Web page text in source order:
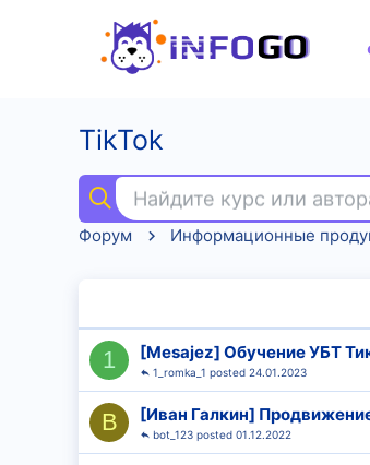
TikTok
Найдите курс или
Форум
Информационные
1 [Mesajez] Обучение УБТ
24.01.2023
1_romka_1
B [Иван Галкин]
01.12.2022
bot_123